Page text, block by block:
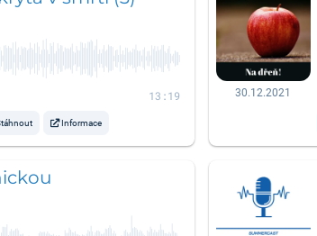
13:19
Informace
30.12.2021